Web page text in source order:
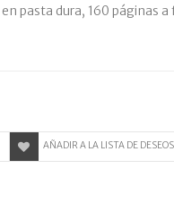
pasta dura, 160 páginas a
AÑADIR A LA LISTA DE DESEOS